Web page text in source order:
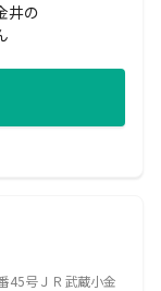
井の
45号ＪＲ武蔵小金